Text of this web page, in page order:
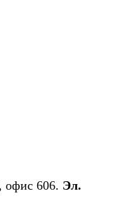
офис 606. Эл.